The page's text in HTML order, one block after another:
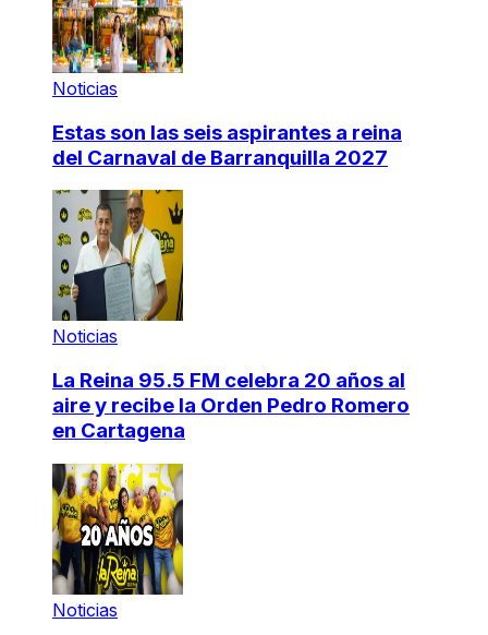
Noticias
Estas son las seis aspirantes a reina
del Carnaval de Barranquilla 2027
Noticias
La Reina 95.5 FM celebra 20 años al
aire y recibe la Orden Pedro Romero
en Cartagena
Noticias